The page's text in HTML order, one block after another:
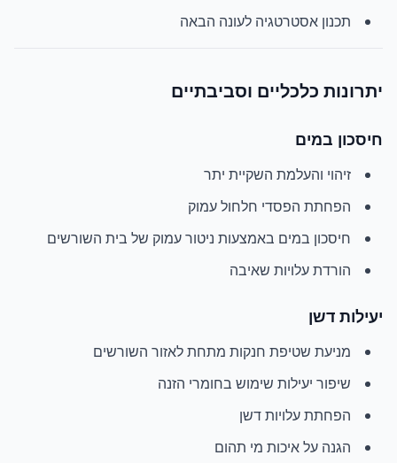
תכנון אסטרטגיה לעונה הבאה
יתרונות כלכליים וסביבתיים
חיסכון במים
זיהוי והעלמת השקיית יתר
הפחתת הפסדי חלחול עמוק
חיסכון במים באמצעות ניטור עמוק של בית השורשים
הורדת עלויות שאיבה
יעילות דשן
מניעת שטיפת חנקות מתחת לאזור השורשים
שיפור יעילות שימוש בחומרי הזנה
הפחתת עלויות דשן
הגנה על איכות מי תהום